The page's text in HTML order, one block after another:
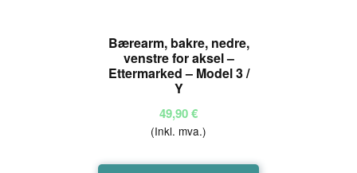
Bærearm, bakre, nedre,
venstre for aksel –
Ettermarked – Model 3 /
Y
49,90€
(Inkl. mva.)